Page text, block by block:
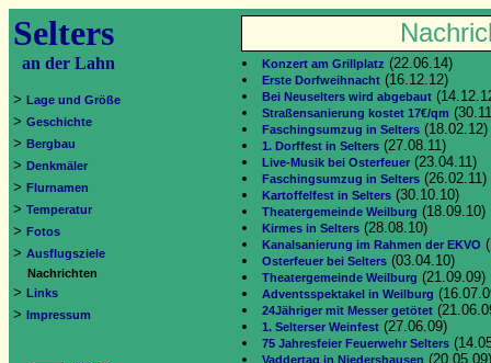
Selters
an der Lahn
> Lage und Größe
> Geschichte
> Bergbau
> Denkmäler
> Flurnamen
> Temperatur
> Fotos
> Ausflugsziele
Nachrichten
> Links
> Impressum
Konzert am Grillplatz (22.06.14)
Erste Dorfweihnacht (16.12.12)
Bei Neuselters wird abgebaut
Straßensanierung kostet 17€/qm
Faschingsumzug in Selters (18.02.12)
1. Dorffest in Selters (27.08.11)
Live-Musik bei Osterfeuer (23.04.11)
Faschingsumzug in Selters (26.02.11)
Kartoffelfest in Selters (30.10.10)
Theatergemeinde Weilburg (18.09.10)
Kirmes in Selters (28.08.10)
Kanalsanierung im Rahmen der EKVO
Osterfeuer bei Selters (03.04.10)
Theatergemeinde Weilburg (21.09.09)
Adventsspektakel in Weilburg
24Jähriger mit Messer getötet
1. Selterser Weinfest (27.06.09)
75 Jahresfeier Feuerwehr Selters
Vaddertag in Niedershausen